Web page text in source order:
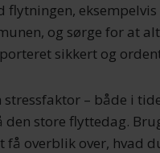
flytningen,
og sørge for at
sikkert og
stressfaktor – både i
den store flyttedag.
få overblik over, hvad